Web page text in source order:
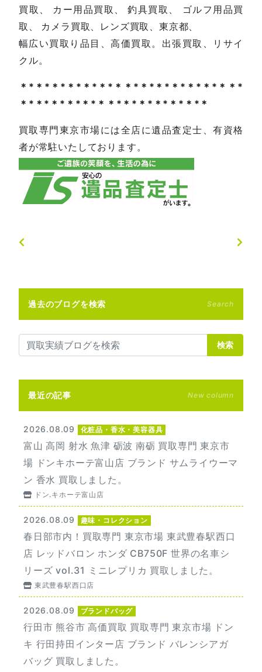
買取、 カー用品買取、 釣具買取、 ゴルフ用品買
取、 カメラ買取、レンズ買取、東京都、
幅広い買取り品目、高価買取。出張買取、リサイ
クル。
＊*＊*＊*＊*＊*＊*＊＊*＊*＊*＊*＊*＊*＊＊*
＊*＊*＊*＊*＊*＊＊*＊*＊*＊*＊*＊*＊
買取専門東京市場には全店に遺品査定士、有資格
者が常駐いたしております。
過去のブログを検索 Search
検索
最近の記事 New column
2026.08.09 化粧品・香水・美容器具
富山 高岡 射水 魚津 砺波 南砺 買取専門 東京市
場 ドンキホーテ富山店 ブランド サムライウーマ
ン 香水 買取しました。
ドン.キホーテ富山店
2026.08.09 趣味・コレクション
春日部市内！買取専門 東京市場 東武豊春駅西口
店 レッドバロン ホンダ CB750F 世界の名車シ
リーズ vol.31 ミニレプリカ 買取しました。
東武豊春駅西口店
2026.08.09 ブランドバッグ
行田市 熊谷市 高価買取 買取専門 東京市場 ドン
キ 行田持田インター店 ブランド バレンシアガ
バッグ 買取しました。